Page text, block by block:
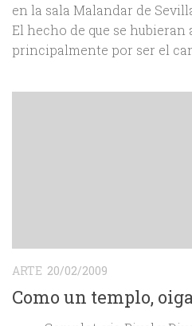
en la sala Malandar de
El hecho de que se hubieran
principalmente por ser el
ARTE 20/02/2009
Como un templo,